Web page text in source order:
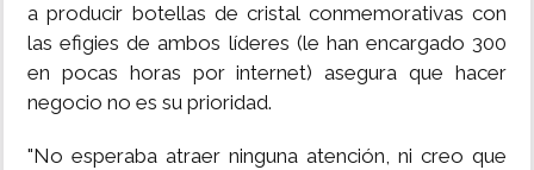
a producir botellas de cristal conmemorativas con
las efigies de ambos líderes (le han encargado 300
en pocas horas por internet) asegura que hacer
negocio no es su prioridad.
"No esperaba atraer ninguna atención, ni creo que